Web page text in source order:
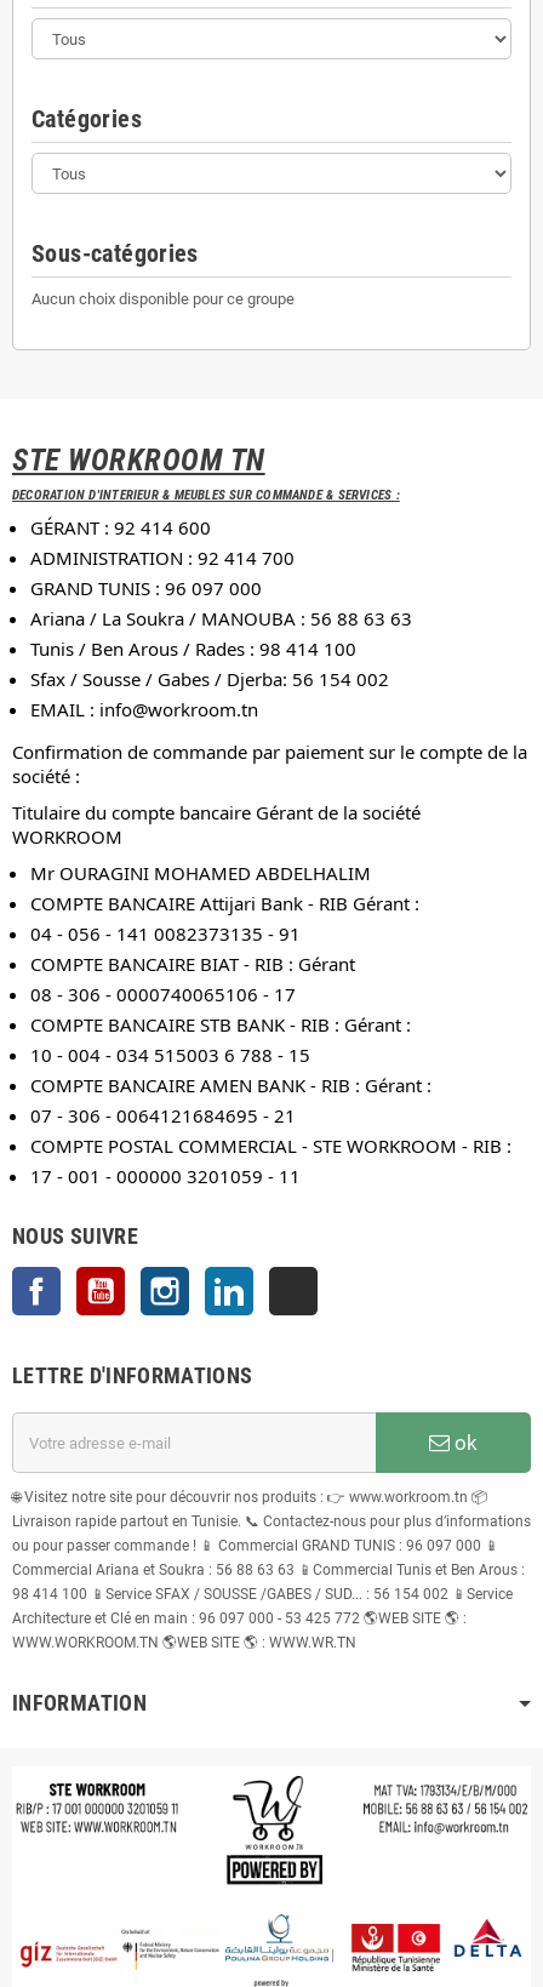
Catégories
Sous-catégories
Aucun choix disponible pour ce groupe
STE WORKROOM TN
DECORATION D'INTERIEUR & MEUBLES SUR COMMANDE & SERVICES :
GÉRANT : 92 414 600
ADMINISTRATION : 92 414 700
GRAND TUNIS : 96 097 000
Ariana / La Soukra / MANOUBA : 56 88 63 63
Tunis / Ben Arous / Rades : 98 414 100
Sfax / Sousse / Gabes / Djerba: 56 154 002
EMAIL : info@workroom.tn
Confirmation de commande par paiement sur le compte de la
société :
Titulaire du compte bancaire Gérant de la société
WORKROOM
Mr OURAGINI MOHAMED ABDELHALIM
COMPTE BANCAIRE Attijari Bank - RIB Gérant :
04 - 056 - 141 0082373135 - 91
COMPTE BANCAIRE BIAT - RIB : Gérant
08 - 306 - 0000740065106 - 17
COMPTE BANCAIRE STB BANK - RIB : Gérant :
10 - 004 - 034 515003 6 788 - 15
COMPTE BANCAIRE AMEN BANK - RIB : Gérant :
07 - 306 - 0064121684695 - 21
COMPTE POSTAL COMMERCIAL - STE WORKROOM - RIB :
17 - 001 - 000000 3201059 - 11
NOUS SUIVRE
Facebook YouTube Instagram
LETTRE D'INFORMATIONS
ok
🌐 Visitez notre site pour découvrir nos produits : 👉 www.workroom.tn 📦
Livraison rapide partout en Tunisie. 📞 Contactez-nous pour plus d’informations
ou pour passer commande ! 📱 Commercial GRAND TUNIS : 96 097 000 📱
Commercial Ariana et Soukra : 56 88 63 63 📱Commercial Tunis et Ben Arous :
98 414 100 📱Service SFAX / SOUSSE /GABES / SUD... : 56 154 002 📱Service
Architecture et Clé en main : 96 097 000 - 53 425 772 🌎WEB SITE 🌎 :
WWW.WORKROOM.TN 🌎WEB SITE 🌎 : WWW.WR.TN
INFORMATION